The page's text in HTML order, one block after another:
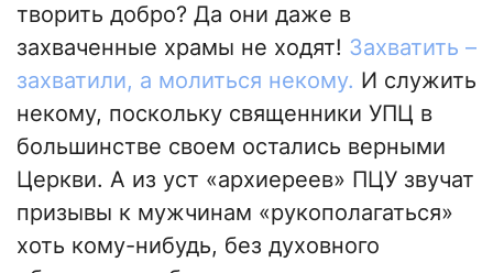
творить добро? Да они даже в
захваченные храмы не ходят! Захватить –
захватили, а молиться некому. И служить
некому, поскольку священники УПЦ в
большинстве своем остались верными
Церкви. А из уст «архиереев» ПЦУ звучат
призывы к мужчинам «рукополагаться»
хоть кому-нибудь, без духовного